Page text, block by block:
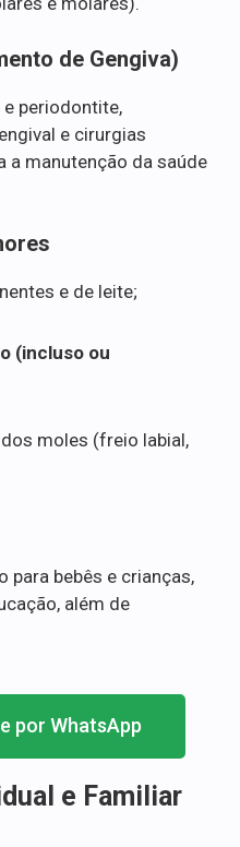
de Gengiva)
periodontite,
e cirurgias
a manutenção da saúde
e de leite;
(incluso ou
moles (freio labial,
para bebês e crianças,
além de
por WhatsApp
e Familiar